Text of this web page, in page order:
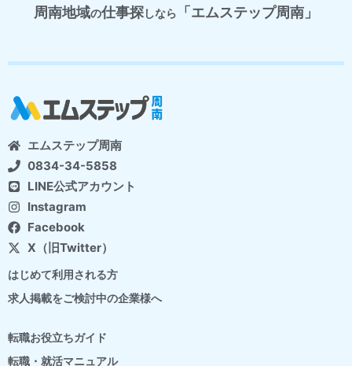
周南地域の仕事探しなら 「エムステップ周南」
エムステップ周南
0834-34-5858
LINE公式アカウント
Instagram
Facebook
X（旧Twitter）
はじめて利用される方
求人掲載をご検討中の企業様へ
転職お役立ちガイド
転職・就活マニュアル